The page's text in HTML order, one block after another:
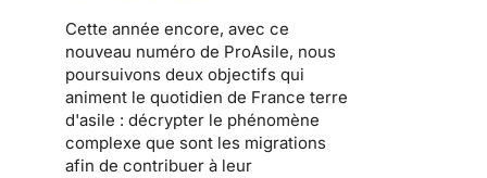
Cette année encore, avec ce
nouveau numéro de ProAsile, nous
poursuivons deux objectifs qui
animent le quotidien de France terre
d'asile : décrypter le phénomène
complexe que sont les migrations
afin de contribuer à leur